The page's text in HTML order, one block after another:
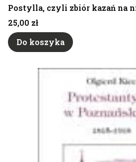
Postylla, czyli zbiór kazań na
Cena
25,00 zł
Do koszyka